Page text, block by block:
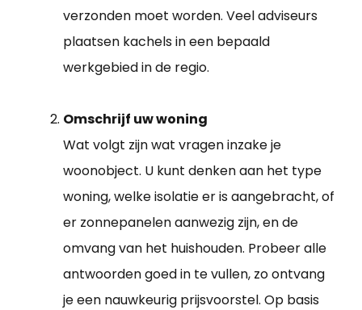
verzonden moet worden. Veel adviseurs
plaatsen kachels in een bepaald
werkgebied in de regio.
Omschrijf uw woning
Wat volgt zijn wat vragen inzake je
woonobject. U kunt denken aan het type
woning, welke isolatie er is aangebracht, of
er zonnepanelen aanwezig zijn, en de
omvang van het huishouden. Probeer alle
antwoorden goed in te vullen, zo ontvang
je een nauwkeurig prijsvoorstel. Op basis